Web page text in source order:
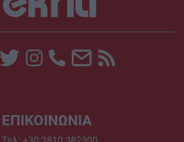
ΕΠΙΚΟΙΝΩΝΙΑ